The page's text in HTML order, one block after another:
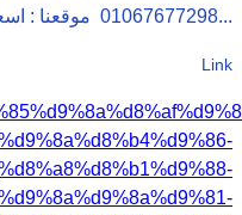
01067677298 موقعنا : اسعار تكييف م...
Link